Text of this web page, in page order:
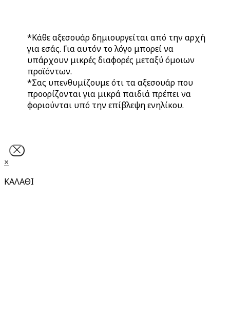
*Κάθε αξεσουάρ δημιουργείται από την αρχή
για εσάς. Για αυτόν το λόγο μπορεί να
υπάρχουν μικρές διαφορές μεταξύ όμοιων
προϊόντων.
*Σας υπενθυμίζουμε ότι τα αξεσουάρ που
προορίζονται για μικρά παιδιά πρέπει να
φοριούνται υπό την επίβλεψη ενηλίκου.
×
ΚΑΛΑΘΙ